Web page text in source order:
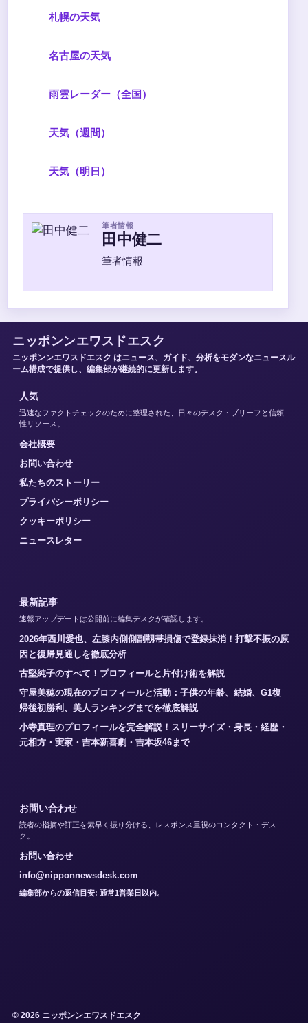
札幌の天気
名古屋の天気
雨雲レーダー（全国）
天気（週間）
天気（明日）
筆者情報
田中健二
筆者情報
ニッポンンエワスドエスク
ニッポンンエワスドエスク はニュース、ガイド、分析をモダンなニュースル
ーム構成で提供し、編集部が継続的に更新します。
人気
迅速なファクトチェックのために整理された、日々のデスク・ブリーフと信頼
性リソース。
会社概要
お問い合わせ
私たちのストーリー
プライバシーポリシー
クッキーポリシー
ニュースレター
最新記事
速報アップデートは公開前に編集デスクが確認します。
2026年西川愛也、左膝内側側副靱帯損傷で登録抹消！打撃不振の原
因と復帰見通しを徹底分析
古堅純子のすべて！プロフィールと片付け術を解説
守屋美穂の現在のプロフィールと活動：子供の年齢、結婚、G1復
帰後初勝利、美人ランキングまでを徹底解説
小寺真理のプロフィールを完全解説！スリーサイズ・身長・経歴・
元相方・実家・吉本新喜劇・吉本坂46まで
お問い合わせ
読者の指摘や訂正を素早く振り分ける、レスポンス重視のコンタクト・デス
ク。
お問い合わせ
info@nipponnewsdesk.com
編集部からの返信目安: 通常1営業日以内。
© 2026 ニッポンンエワスドエスク